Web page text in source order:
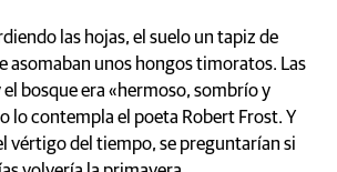
las hojas, el suelo un tapiz de
asomaban unos hongos timoratos. Las
el bosque era «hermoso, sombrío y
lo contempla el poeta Robert Frost. Y
vértigo del tiempo, se preguntarían si